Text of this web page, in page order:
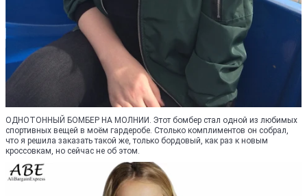
ОДНОТОННЫЙ БОМБЕР НА МОЛНИИ. Этот бомбер стал одной из любимых
спортивных вещей в моём гардеробе. Столько комплиментов он собрал,
что я решила заказать такой же, только бордовый, как раз к новым
кроссовкам, но сейчас не об этом.